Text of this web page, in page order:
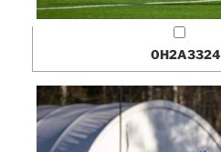
0H2A3324